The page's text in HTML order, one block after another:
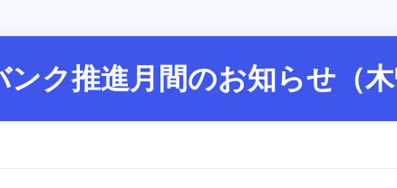
ンク推進月間のお知らせ（木